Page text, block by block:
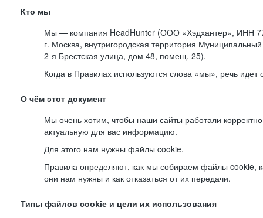
Кто мы
Мы — компания HeadHunter (ООО «Хэдхантер», ИНН
г. Москва, внутригородская территория Муниципальный
2-я Брестская улица, дом 48, помещ. 25).
Когда в Правилах используются слова «мы», речь
О чём этот документ
Мы очень хотим, чтобы наши сайты работали
актуальную для вас информацию.
Для этого нам нужны файлы cookie.
Правила определяют, как мы собираем файлы cookie,
они нам нужны и как отказаться от их передачи.
Типы файлов cookie и цели их использования